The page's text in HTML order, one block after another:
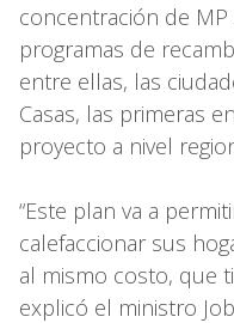
concentración de
programas de
entre ellas, las
Casas, las primeras
proyecto a nivel
“Este plan va a
calefaccionar sus
al mismo costo, que
explicó el ministro